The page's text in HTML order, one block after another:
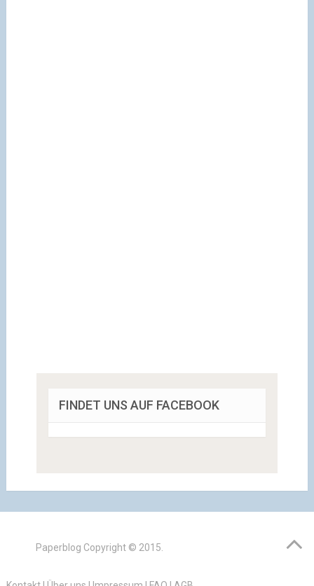
FINDET UNS AUF FACEBOOK
Paperblog Copyright © 2015.